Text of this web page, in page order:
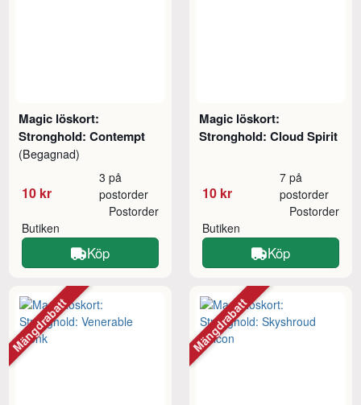
Magic löskort:
Stronghold: Contempt
(Begagnad)
10 kr
3 på
postorder
Butiken
Postorder
Köp
Magic löskort:
Stronghold: Cloud Spirit
10 kr
7 på
postorder
Butiken
Postorder
Köp
Mängdrabatt Mängdrabatt